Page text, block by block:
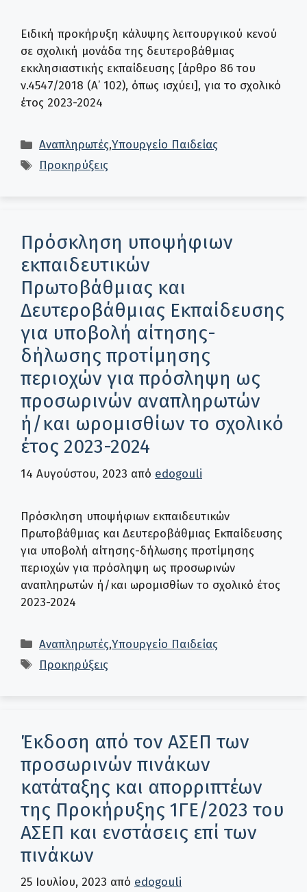
Ειδική προκήρυξη κάλυψης λειτουργικού κενού
σε σχολική μονάδα της δευτεροβάθμιας
εκκλησιαστικής εκπαίδευσης [άρθρο 86 του
ν.4547/2018 (Α’ 102), όπως ισχύει], για το σχολικό
έτος 2023-2024
Κατηγορίες
Αναπληρωτές,Υπουργείο Παιδείας
Ετικέτες
Προκηρύξεις
Πρόσκληση υποψήφιων
εκπαιδευτικών
Πρωτοβάθμιας και
Δευτεροβάθμιας Εκπαίδευσης
για υποβολή αίτησης-
δήλωσης προτίμησης
περιοχών για πρόσληψη ως
προσωρινών αναπληρωτών
ή/και ωρομισθίων το σχολικό
έτος 2023-2024
14 Αυγούστου, 2023 από edogouli
Πρόσκληση υποψήφιων εκπαιδευτικών
Πρωτοβάθμιας και Δευτεροβάθμιας Εκπαίδευσης
για υποβολή αίτησης-δήλωσης προτίμησης
περιοχών για πρόσληψη ως προσωρινών
αναπληρωτών ή/και ωρομισθίων το σχολικό έτος
2023-2024
Κατηγορίες
Αναπληρωτές,Υπουργείο Παιδείας
Ετικέτες
Προκηρύξεις
Έκδοση από τον ΑΣΕΠ των
προσωρινών πινάκων
κατάταξης και απορριπτέων
της Προκήρυξης 1ΓΕ/2023 του
ΑΣΕΠ και ενστάσεις επί των
πινάκων
25 Ιουλίου, 2023 από edogouli